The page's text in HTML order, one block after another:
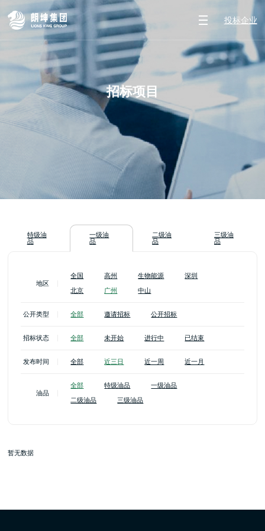
投标企业
招标项目
特级油
品
一级油
品
二级油
品
三级油
品
地区
全国 高州 生物能源 深圳
北京 广州 中山
公开类型 全部 邀请招标 公开招标
招标状态 全部 未开始 进行中 已结束
发布时间 全部 近三日 近一周 近一月
油品
全部 特级油品 一级油品
二级油品 三级油品
暂无数据